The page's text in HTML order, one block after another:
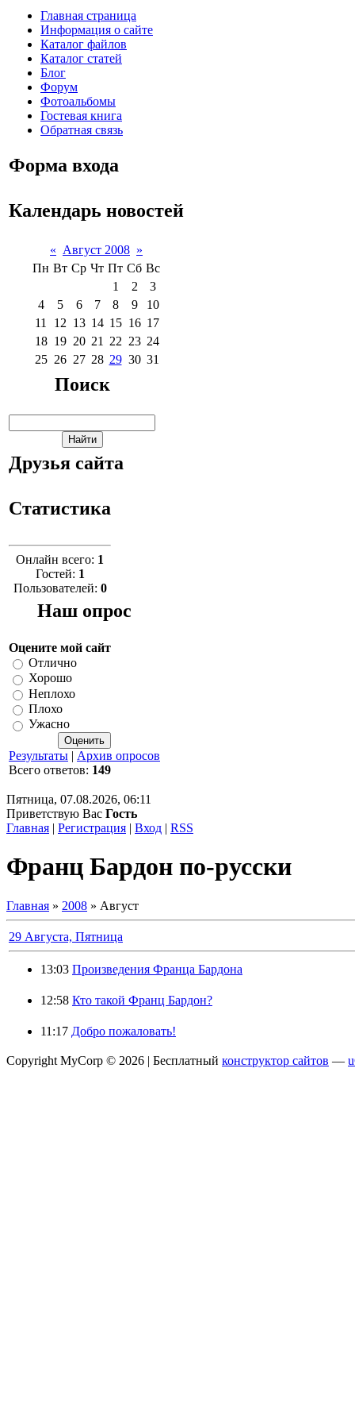
Главная страница
Информация о сайте
Каталог файлов
Каталог статей
Блог
Форум
Фотоальбомы
Гостевая книга
Обратная связь
Форма входа
Календарь новостей
« Август 2008 »
Пн Вт Ср Чт Пт Сб Вс
1
2
3
4
5 6 7 8 9
10
11
12 13 14 15 16 17
18 19 20 21 22 23 24
25 26 27 28 29 30 31
Поиск
Друзья сайта
Статистика
Онлайн всего: 1
Гостей: 1
Пользователей: 0
Наш опрос
Оцените мой сайт
Отлично
Хорошо
Неплохо
Плохо
Ужасно
Результаты | Архив опросов
Всего ответов: 149
Пятница, 07.08.2026, 06:11
Приветствую Вас Гость
Главная | Регистрация | Вход | RSS
Франц Бардон по-русски
Главная » 2008 » Август
29 Августа, Пятница
13:03 Произведения Франца Бардона
12:58 Кто такой Франц Бардон?
11:17 Добро пожаловать!
Copyright MyCorp © 2026 | Бесплатный конструктор сайтов —